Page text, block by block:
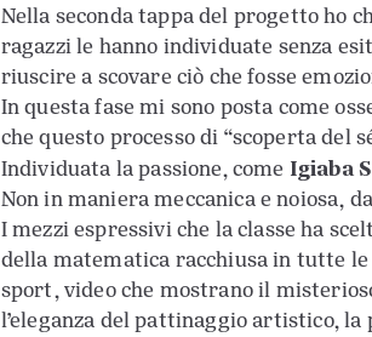
Nella seconda tappa del progetto ho
ragazzi le hanno individuate senza
riuscire a scovare ciò che fosse
In questa fase mi sono posta come
che questo processo di “scoperta del
Individuata la passione, come Igiaba
Non in maniera meccanica e noiosa,
I mezzi espressivi che la classe ha
della matematica racchiusa in tutte le
sport, video che mostrano il
l’eleganza del pattinaggio artistico,